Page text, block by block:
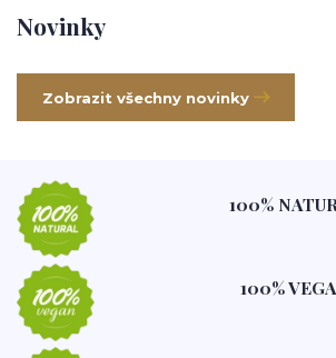
Novinky
Zobrazit všechny novinky
100%
100%